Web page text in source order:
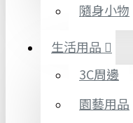
隨身小物
生活用品
3C周邊
園藝用品